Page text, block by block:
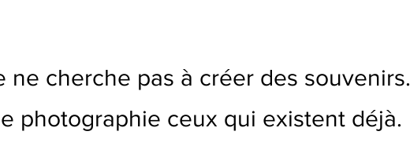
ne cherche pas à créer des souvenirs.
photographie ceux qui existent déjà.